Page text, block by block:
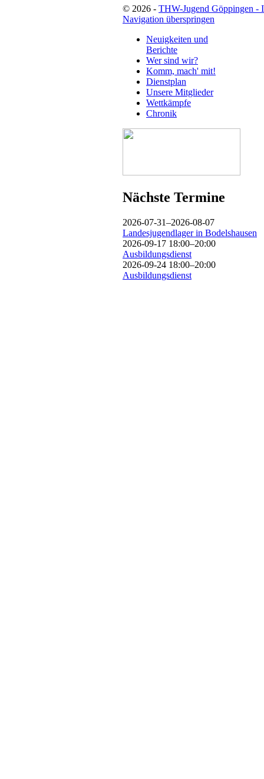
© 2026 - THW-Jugend Göppingen -
Navigation überspringen
Neuigkeiten und
Berichte
Wer sind wir?
Komm, mach' mit!
Dienstplan
Unsere Mitglieder
Wettkämpfe
Chronik
Nächste Termine
2026-07-31–2026-08-07
Landesjugendlager in Bodelshausen
2026-09-17 18:00–20:00
Ausbildungsdienst
2026-09-24 18:00–20:00
Ausbildungsdienst